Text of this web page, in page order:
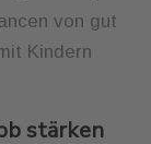
von gut
Kindern
stärken